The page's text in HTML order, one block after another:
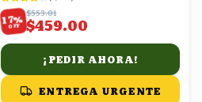
17%
OFF
$553.01
$459.00
¡PEDIR AHORA!
ENTREGA URGENTE